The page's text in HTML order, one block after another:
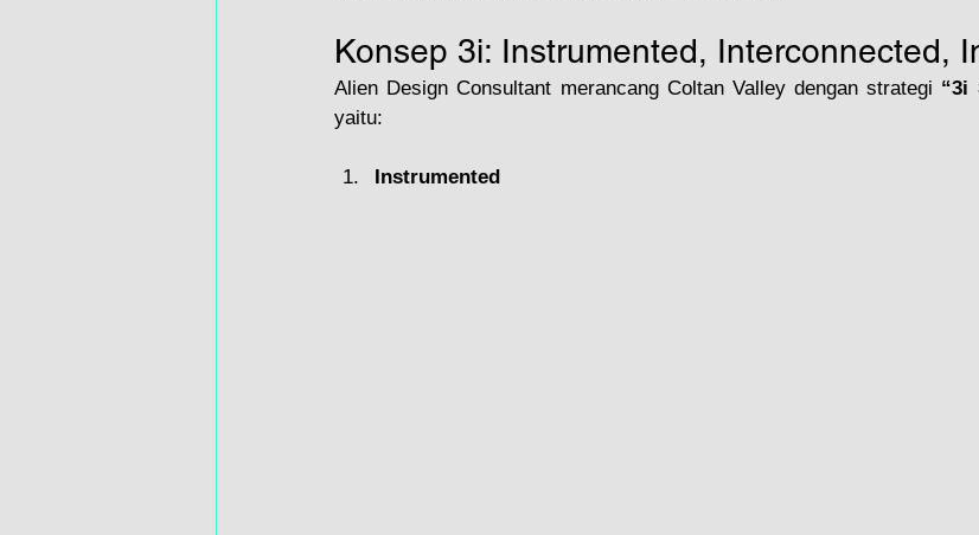
Konsep 3i: Instrumented, Interconnected,
Alien Design Consultant merancang Coltan Valley dengan strategi “3i
yaitu:
Instrumented